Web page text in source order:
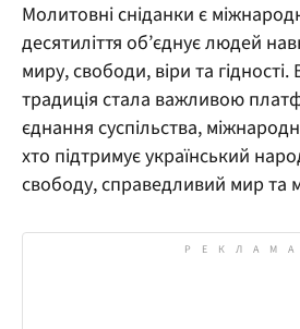
Молитовні сніданки є
десятиліття об’єднує людей
миру, свободи, віри та гідності.
традиція стала важливою
єднання суспільства,
хто підтримує український
свободу, справедливий мир та